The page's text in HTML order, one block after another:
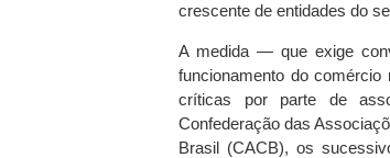
crescente de entidades do
A medida — que exige
funcionamento do
críticas por parte de
Confederação das
Brasil (CACB), os